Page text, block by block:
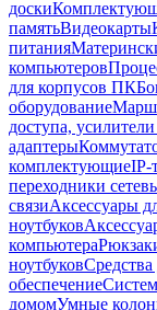
доски
памятьВидеокарты
питания
компьютеров
для корпусов ПК
оборудование
доступа,
адаптеры
комплектующиеIP-
переходники
связиАксессуары
ноутбуков
компьютера
ноутбуковСредства
обеспечение
домомУмные